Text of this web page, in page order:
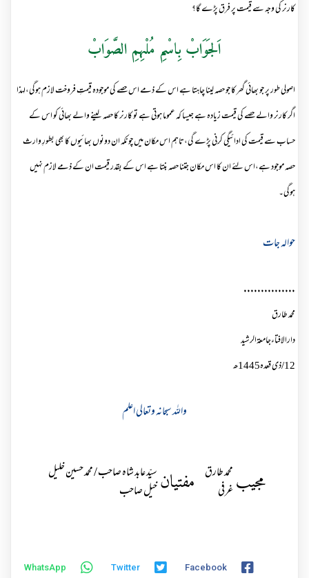
کارنر کی وجہ سے قیمت پر فرق پڑے گا؟
اَلجَوَابْ بِاسْمِ مُلْہِمِ الصَّوَابْ
اصولی طور پر جو بھائی گھر کا جو حصہ لینا چاہتا ہے اس کے ذمے اس حصے کی موجودہ قیمتِ فروخت لازم ہوگی،لہذا
اگر کارنر والے حصے کی قیمت زیادہ ہے جیسا کہ عموما ہوتی ہے تو کارنر کا حصہ لینے والے بھائی کو اس کے
حساب سے قیمت کی ادائیگی کرنی پڑے گی،تاہم اس مکان میں چونکہ ان دونوں بھائیوں کا بھی بطورِ وارث
حصہ موجود ہے،اس لئے ان کا اس مکان جتنا حصہ بنتا ہے اس کے بقدر قیمت ان کے ذمے لازم نہیں
ہوگی۔
حوالہ جات
...............
محمد طارق
دارالافتاءجامعۃالرشید
12
/ذی قعدہ1445ھ
واللہ سبحانہ وتعالی اعلم
مجیب محمد طارق
غرفی
مفتیان سیّد عابد شاہ صاحب / محمد حسین خلیل
خیل صاحب
Facebook
Twitter
WhatsApp